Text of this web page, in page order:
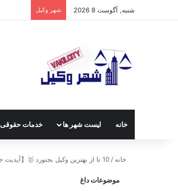
شنبه, آگوست 8 2026 شهر وکیل
خانه لیست شهر ها خدمات حقوقی
خانه / 10 تا از بهترین وکیل بجنورد 🥇【آپدیت جدید】
موضوعات داغ